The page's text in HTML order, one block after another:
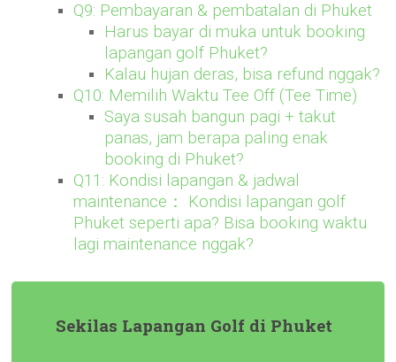
Q9: Pembayaran & pembatalan di Phuket
Harus bayar di muka untuk booking
lapangan golf Phuket?
Kalau hujan deras, bisa refund nggak?
Q10: Memilih Waktu Tee Off (Tee Time)
Saya susah bangun pagi + takut
panas, jam berapa paling enak
booking di Phuket?
Q11: Kondisi lapangan & jadwal
maintenance： Kondisi lapangan golf
Phuket seperti apa? Bisa booking waktu
lagi maintenance nggak?
Sekilas Lapangan Golf di Phuket